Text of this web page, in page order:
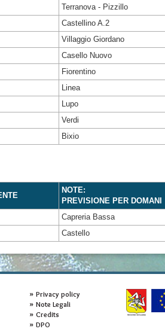
Terranova - Pizzillo
Castellino A.2
Villaggio Giordano
Casello Nuovo
Fiorentino
Linea
Lupo
Verdi
Bixio
NOTE:
PREVISIONE PER DOMANI
Capreria Bassa
Castello
Privacy policy
Note Legali
Credits
DPO